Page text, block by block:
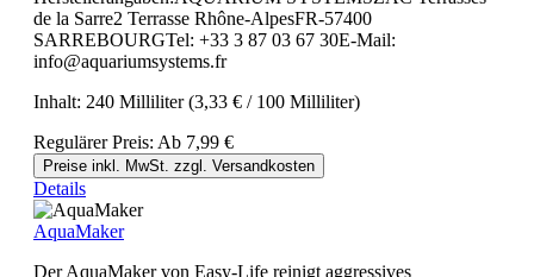
de la Sarre2 Terrasse Rhône-AlpesFR-57400
SARREBOURGTel: +33 3 87 03 67 30E-Mail:
info@aquariumsystems.fr
Inhalt: 240 Milliliter(3,33 € / 100 Milliliter)
Regulärer Preis: Ab 7,99 €
Preise inkl. MwSt. zzgl. Versandkosten
Details
AquaMaker
Der AquaMaker von Easy-Life reinigt aggressives